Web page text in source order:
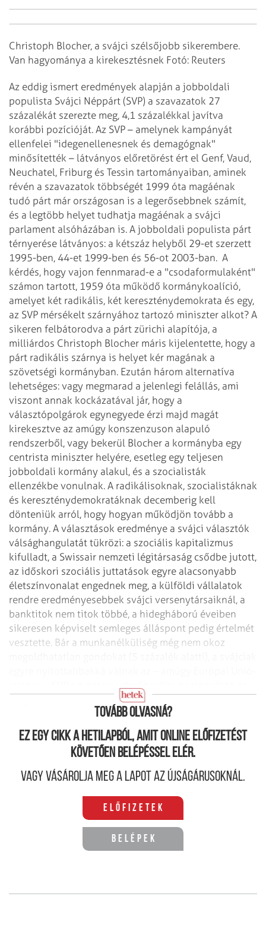
Christoph Blocher, a svájci szélsőjobb sikerembere.
Van hagyománya a kirekesztésnek Fotó: Reuters
Az eddig ismert eredmények alapján a jobboldali
populista Svájci Néppárt (SVP) a szavazatok 27
százalékát szerezte meg, 4,1 százalékkal javítva
korábbi pozícióját. Az SVP – amelynek kampányát
ellenfelei "idegenellenesnek és demagógnak"
minősítették – látványos előretörést ért el Genf, Vaud,
Neuchatel, Friburg és Tessin tartományaiban, aminek
révén a szavazatok többségét 1999 óta magáénak
tudó párt már országosan is a legerősebbnek számít,
és a legtöbb helyet tudhatja magáénak a svájci
parlament alsóházában is. A jobboldali populista párt
térnyerése látványos: a kétszáz helyből 29-et szerzett
1995-ben, 44-et 1999-ben és 56-ot 2003-ban. A
kérdés, hogy vajon fennmarad-e a "csodaformulaként"
számon tartott, 1959 óta működő kormánykoalíció,
amelyet két radikális, két kereszténydemokrata és egy,
az SVP mérsékelt szárnyához tartozó miniszter alkot? A
sikeren felbátorodva a párt zürichi alapítója, a
milliárdos Christoph Blocher máris kijelentette, hogy a
párt radikális szárnya is helyet kér magának a
szövetségi kormányban. Ezután három alternatíva
lehetséges: vagy megmarad a jelenlegi felállás, ami
viszont annak kockázatával jár, hogy a
választópolgárok egynegyede érzi majd magát
kirekesztve az amúgy konszenzuson alapuló
rendszerből, vagy bekerül Blocher a kormányba egy
centrista miniszter helyére, esetleg egy teljesen
jobboldali kormány alakul, és a szocialisták
ellenzékbe vonulnak. A radikálisoknak, szocialistáknak
és kereszténydemokratáknak decemberig kell
dönteniük arról, hogy hogyan működjön tovább a
kormány. A választások eredménye a svájci választók
válsághangulatát tükrözi: a szociális kapitalizmus
kifulladt, a Swissair nemzeti légitársaság csődbe jutott,
az időskori szociális juttatások egyre alacsonyabb
életszínvonalat engednek meg, a külföldi vállalatok
rendre eredményesebbek svájci versenytársaiknál, a
banktitok nem titok többé, a hidegháború éveiben
sikeresen képviselt semleges álláspont pedig értelmét
vesztette. Bár a munkanélküliség még nem okoz
idegenellenes szólamaira.
Tovább olvasná?
Ez egy cikk a hetilapból, amit online előfizetést
követően belépéssel elér.
Vagy vásárolja meg a lapot az újságárusoknál.
Előfizetek
Belépek